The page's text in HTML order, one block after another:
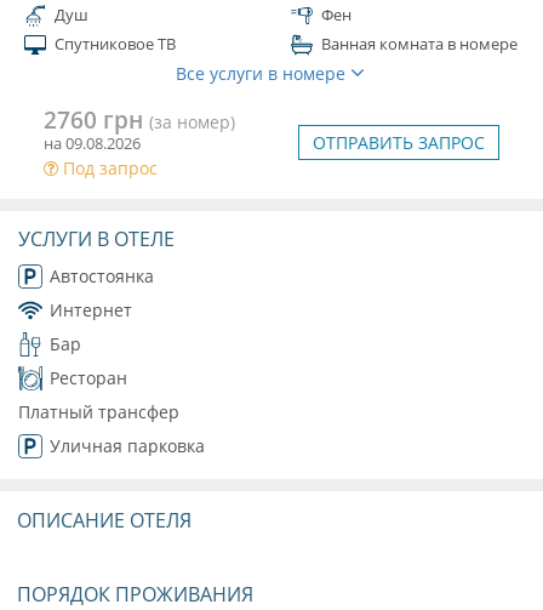
Душ
Фен
Спутниковое ТВ
Ванная комната в номере
Все услуги в номере
2760 грн (за номер)
на 09.08.2026
Под запрос
ОТПРАВИТЬ ЗАПРОС
УСЛУГИ В ОТЕЛЕ
Автостоянка
Интернет
Бар
Ресторан
Платный трансфер
Уличная парковка
ОПИСАНИЕ ОТЕЛЯ
ПОРЯДОК ПРОЖИВАНИЯ